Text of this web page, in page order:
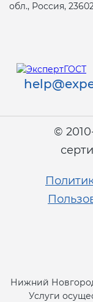
обл., Россия,
©
Нижний
Услуги